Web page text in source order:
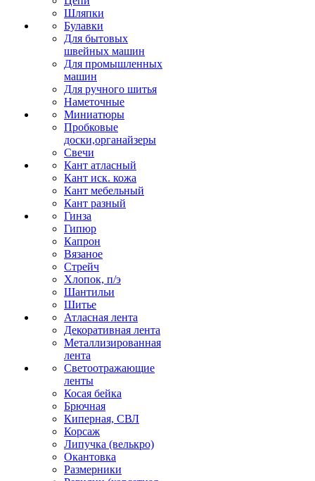
Шляпки
Булавки
Для бытовых
швейных машин
Для промышленных
машин
Для ручного шитья
Наметочные
Миниатюры
Пробковые
доски,органайзеры
Свечи
Кант атласный
Кант иск. кожа
Кант мебельный
Кант разный
Гинза
Гипюр
Капрон
Вязаное
Стрейч
Хлопок, п/э
Шантильи
Шитье
Атласная лента
Декоративная лента
Металлизированная
лента
Светоотражающие
ленты
Косая бейка
Брючная
Киперная, СВЛ
Корсаж
Липучка (велькро)
Окантовка
Размерники